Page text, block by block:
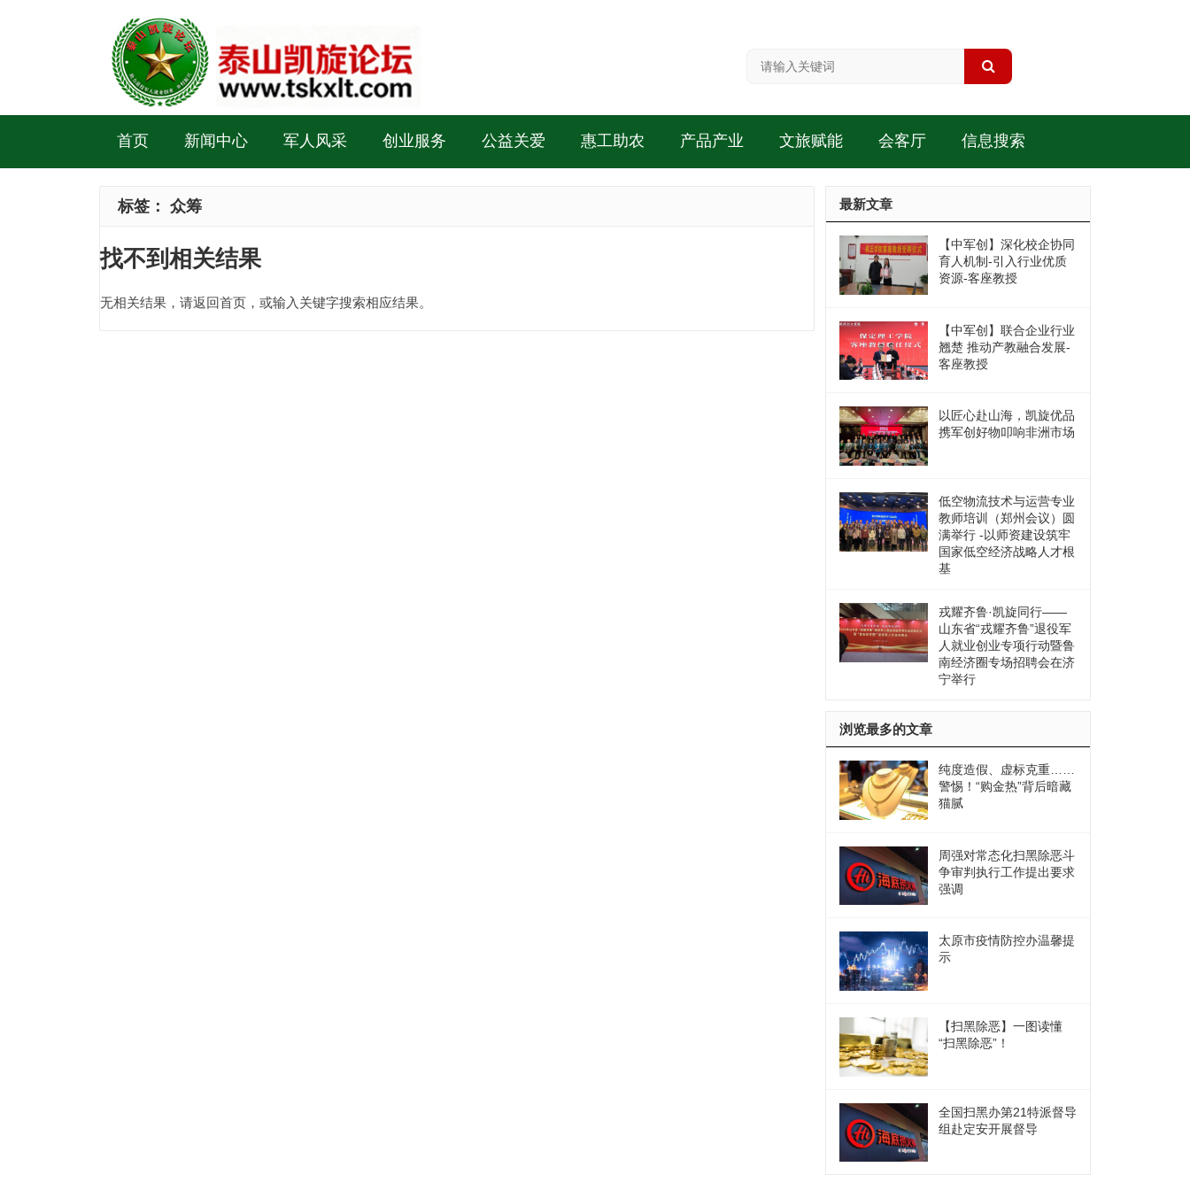
首页 新闻中心 军人风采 创业服务 公益关爱 惠工助农 产品产业 文旅赋能 会客厅 信息搜索
标签： 众筹
找不到相关结果
无相关结果，请返回首页，或输入关键字搜索相应结果。
最新文章
【中军创】深化校企协同
育人机制-引入行业优质
资源-客座教授
【中军创】联合企业行业
翘楚 推动产教融合发展-
客座教授
以匠心赴山海，凯旋优品
携军创好物叩响非洲市场
低空物流技术与运营专业
教师培训（郑州会议）圆
满举行 -以师资建设筑牢
国家低空经济战略人才根
基
戎耀齐鲁·凯旋同行——
山东省“戎耀齐鲁”退役军
人就业创业专项行动暨鲁
南经济圈专场招聘会在济
宁举行
浏览最多的文章
纯度造假、虚标克重……
警惕！“购金热”背后暗藏
猫腻
周强对常态化扫黑除恶斗
争审判执行工作提出要求
强调
太原市疫情防控办温馨提
示
【扫黑除恶】一图读懂
“扫黑除恶”！
全国扫黑办第21特派督导
组赴定安开展督导